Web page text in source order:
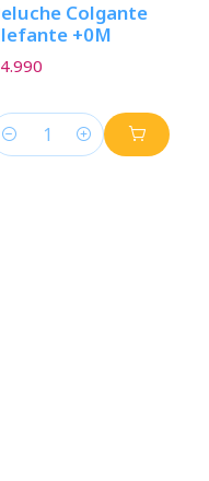
Colgante
+0M